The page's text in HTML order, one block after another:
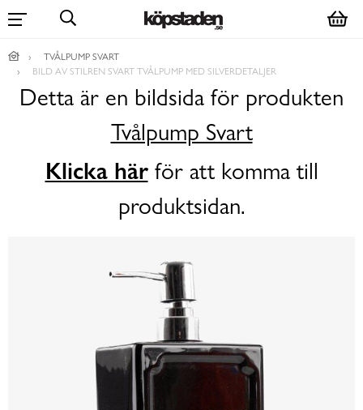
TVÅLPUMP SVART
BILD AV STILREN SVART TVÅLPUMP MED SILVERDETALJER
Detta är en bildsida för produkten
Tvålpump Svart
Klicka härför att komma till
produktsidan.